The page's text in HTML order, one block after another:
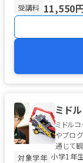
受講料 11,550
ミド
ミドル
やプロ
通じて
を使っ
対象学年 小学1年